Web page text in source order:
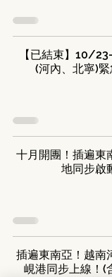
【已結束】10/
(河內、北寧)緊
十月開團！插遍東
地同步啟
插遍東南亞！越南
峴港同步上線！(